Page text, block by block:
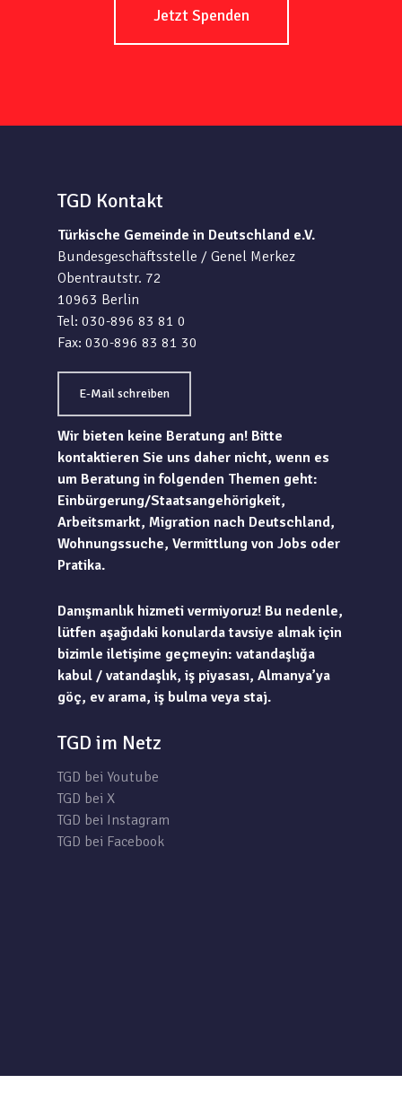
Jetzt Spenden
TGD Kontakt
Türkische Gemeinde in Deutschland e.V.
Bundesgeschäftsstelle / Genel Merkez
Obentrautstr. 72
10963 Berlin
Tel: 030-896 83 81 0
Fax: 030-896 83 81 30
E-Mail schreiben
Wir bieten keine Beratung an! Bitte
kontaktieren Sie uns daher nicht, wenn es
um Beratung in folgenden Themen geht:
Einbürgerung/Staatsangehörigkeit,
Arbeitsmarkt, Migration nach Deutschland,
Wohnungssuche, Vermittlung von Jobs oder
Pratika.
Danışmanlık hizmeti vermiyoruz! Bu nedenle,
lütfen aşağıdaki konularda tavsiye almak için
bizimle iletişime geçmeyin: vatandaşlığa
kabul / vatandaşlık, iş piyasası, Almanya’ya
göç, ev arama, iş bulma veya staj.
TGD im Netz
TGD bei Youtube
TGD bei X
TGD bei Instagram
TGD bei Facebook